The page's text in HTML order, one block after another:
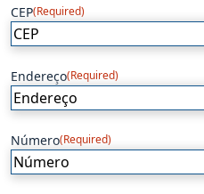
CEP(Required)
Endereço(Required)
Número(Required)